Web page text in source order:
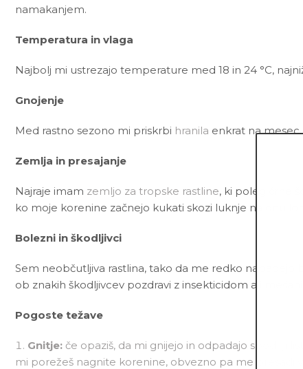
namakanjem.
Temperatura in vlaga
Najbolj mi ustrezajo temperature med 18 in 24 °C,
Gnojenje
Med rastno sezono mi priskrbi hranila enkrat na
Zemlja in presajanje
Najraje imam zemljo za tropske rastline, ki poleg črne
ko moje korenine začnejo kukati skozi luknje na dnu
Bolezni in škodljivci
Sem neobčutljiva rastlina, tako da me redko napadejo
ob znakih škodljivcev pozdravi z insekticidom ali
Pogoste težave
Gnitje: če opaziš, da mi gnijejo in odpadajo spodnji
mi porežeš nagnite korenine, obvezno pa me presadi